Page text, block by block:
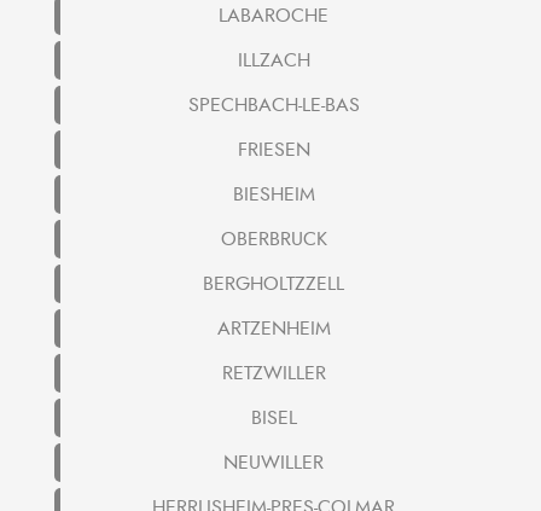
LABAROCHE
ILLZACH
SPECHBACH-LE-BAS
FRIESEN
BIESHEIM
OBERBRUCK
BERGHOLTZZELL
ARTZENHEIM
RETZWILLER
BISEL
NEUWILLER